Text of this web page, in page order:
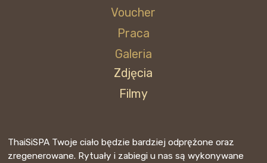
Voucher
Praca
Galeria
Zdjęcia
Filmy
ThaiSiSPA Twoje ciało będzie bardziej odprężone oraz
zregenerowane. Rytuały i zabiegi u nas są wykonywane